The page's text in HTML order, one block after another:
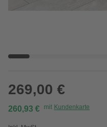
269,00 €
260,93 € mit Kundenkarte